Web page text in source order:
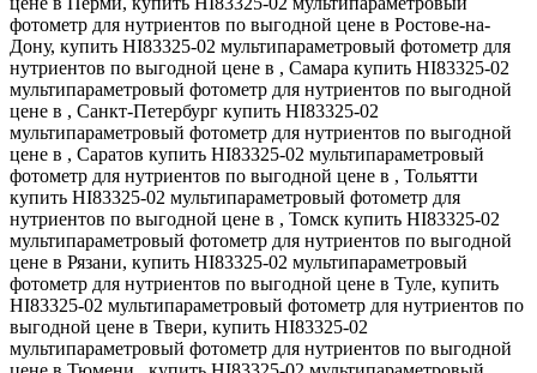
фотометр для нутриентов по выгодной цене в Ростове-на-
Дону, купить HI83325-02 мультипараметровый фотометр для
нутриентов по выгодной цене в , Самара купить HI83325-02
мультипараметровый фотометр для нутриентов по выгодной
цене в , Санкт-Петербург купить HI83325-02
мультипараметровый фотометр для нутриентов по выгодной
цене в , Саратов купить HI83325-02 мультипараметровый
фотометр для нутриентов по выгодной цене в , Тольятти
купить HI83325-02 мультипараметровый фотометр для
нутриентов по выгодной цене в , Томск купить HI83325-02
мультипараметровый фотометр для нутриентов по выгодной
цене в Рязани, купить HI83325-02 мультипараметровый
фотометр для нутриентов по выгодной цене в Туле, купить
HI83325-02 мультипараметровый фотометр для нутриентов по
выгодной цене в Твери, купить HI83325-02
мультипараметровый фотометр для нутриентов по выгодной